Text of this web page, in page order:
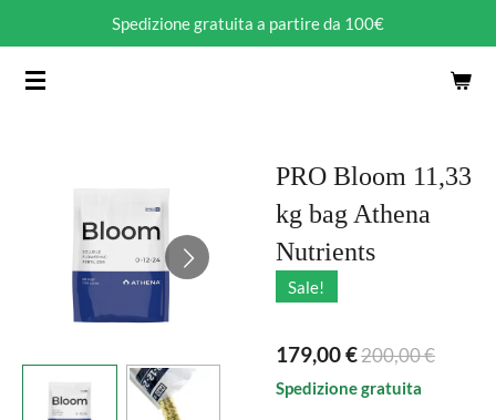
contenuto
Spedizione gratuita a partire da 100€
PRO Bloom 11,33
kg bag Athena
Nutrients
Sale!
179,00 €200,00 €
Spedizione gratuita